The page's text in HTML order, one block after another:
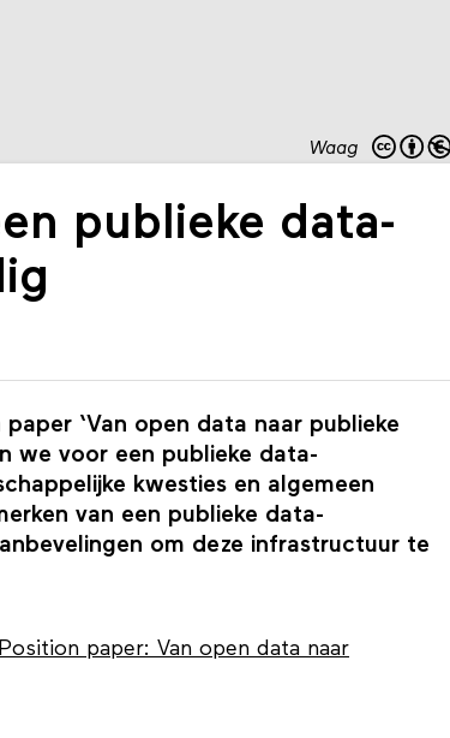
Waag
publieke data-
‘Van open data naar publieke
we voor een publieke data-
kwesties en algemeen
van een publieke data-
om deze infrastructuur te
paper: Van open data naar